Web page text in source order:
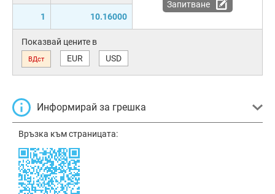
1 10.16000
Запитване
Показвай цените в
ВДст EUR USD
Информирай за грешка
Връзка към страницата: